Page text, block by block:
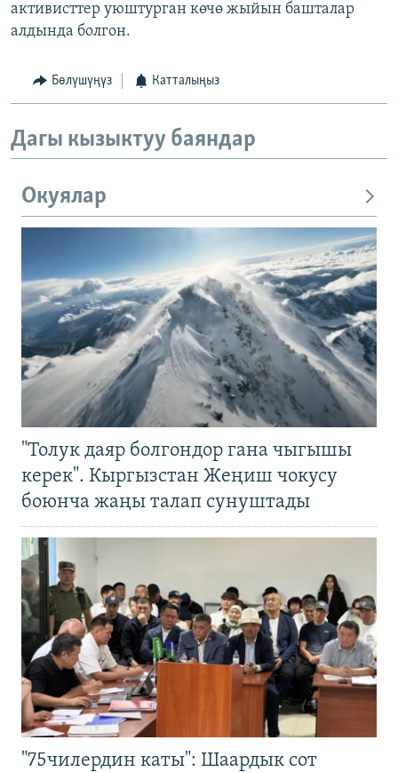
активисттер уюштурган көчө жыйын башталар
алдында болгон.
Бөлүшүңүз Катталыңыз
Дагы кызыктуу баяндар
Окуялар
"Толук даяр болгондор гана чыгышы
керек". Кыргызстан Жеңиш чокусу
боюнча жаңы талап сунуштады
"75чилердин каты": Шаардык сот